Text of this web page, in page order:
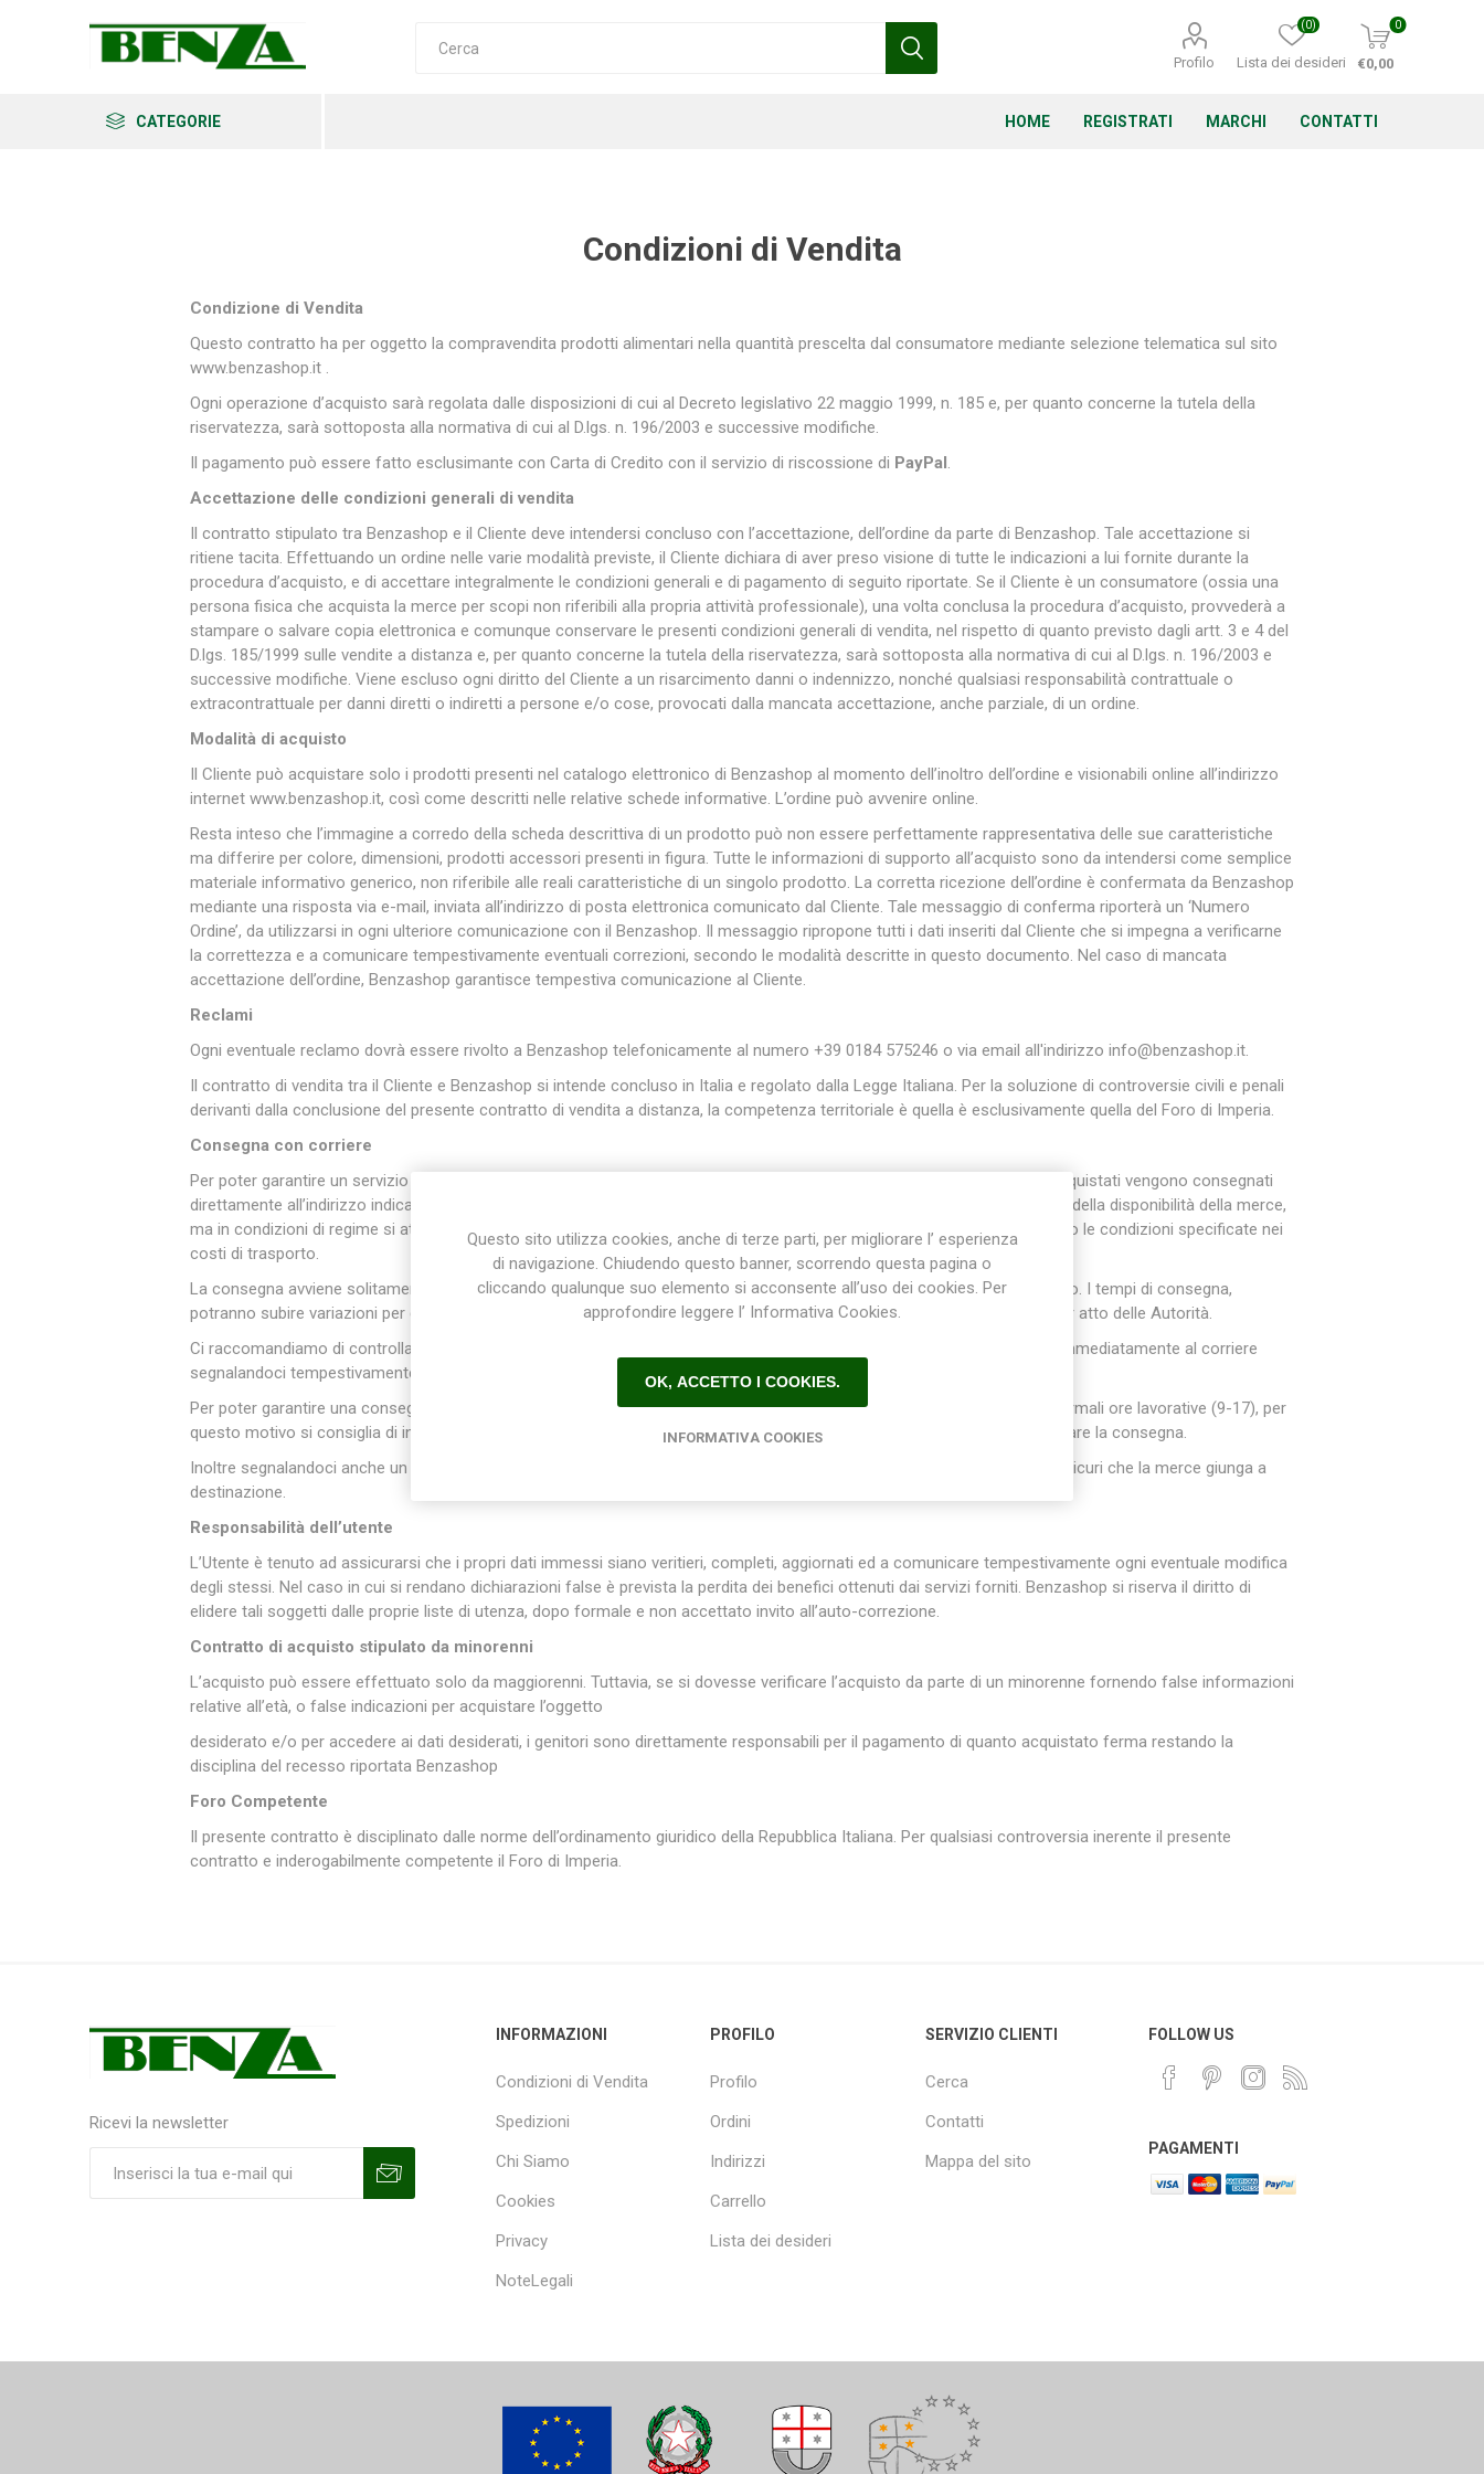
Profilo Lista dei desideri
(0) 0
€0,00
CATEGORIE HOME REGISTRATI MARCHI
Felco Fiskars Gardena Griffon
Gamma
Mareva Nardi Plasson Rain Bird
RIV -
Rubinetteria
Italiana
Velatta S.p.A
Sab Silky Stocker
uPower Vermobil
Volpi
Originale
CONTATTI
Condizioni di Vendita
Condizione di Vendita
Questo contratto ha per oggetto la compravendita prodotti alimentari nella quantità prescelta dal consumatore mediante selezione telematica sul sito
www.benzashop.it .
Ogni operazione d’acquisto sarà regolata dalle disposizioni di cui al Decreto legislativo 22 maggio 1999, n. 185 e, per quanto concerne la tutela della
riservatezza, sarà sottoposta alla normativa di cui al D.lgs. n. 196/2003 e successive modifiche.
Il pagamento può essere fatto esclusimante con Carta di Credito con il servizio di riscossione di PayPal.
Accettazione delle condizioni generali di vendita
Il contratto stipulato tra Benzashop e il Cliente deve intendersi concluso con l’accettazione, dell’ordine da parte di Benzashop. Tale accettazione si
ritiene tacita. Effettuando un ordine nelle varie modalità previste, il Cliente dichiara di aver preso visione di tutte le indicazioni a lui fornite durante la
procedura d’acquisto, e di accettare integralmente le condizioni generali e di pagamento di seguito riportate. Se il Cliente è un consumatore (ossia una
persona fisica che acquista la merce per scopi non riferibili alla propria attività professionale), una volta conclusa la procedura d’acquisto, provvederà a
stampare o salvare copia elettronica e comunque conservare le presenti condizioni generali di vendita, nel rispetto di quanto previsto dagli artt. 3 e 4 del
D.lgs. 185/1999 sulle vendite a distanza e, per quanto concerne la tutela della riservatezza, sarà sottoposta alla normativa di cui al D.lgs. n. 196/2003 e
successive modifiche. Viene escluso ogni diritto del Cliente a un risarcimento danni o indennizzo, nonché qualsiasi responsabilità contrattuale o
extracontrattuale per danni diretti o indiretti a persone e/o cose, provocati dalla mancata accettazione, anche parziale, di un ordine.
Modalità di acquisto
Il Cliente può acquistare solo i prodotti presenti nel catalogo elettronico di Benzashop al momento dell’inoltro dell’ordine e visionabili online all’indirizzo
internet www.benzashop.it, così come descritti nelle relative schede informative. L’ordine può avvenire online.
Resta inteso che l’immagine a corredo della scheda descrittiva di un prodotto può non essere perfettamente rappresentativa delle sue caratteristiche
ma differire per colore, dimensioni, prodotti accessori presenti in figura. Tutte le informazioni di supporto all’acquisto sono da intendersi come semplice
materiale informativo generico, non riferibile alle reali caratteristiche di un singolo prodotto. La corretta ricezione dell’ordine è confermata da Benzashop
mediante una risposta via e-mail, inviata all’indirizzo di posta elettronica comunicato dal Cliente. Tale messaggio di conferma riporterà un ‘Numero
Ordine’, da utilizzarsi in ogni ulteriore comunicazione con il Benzashop. Il messaggio ripropone tutti i dati inseriti dal Cliente che si impegna a verificarne
la correttezza e a comunicare tempestivamente eventuali correzioni, secondo le modalità descritte in questo documento. Nel caso di mancata
accettazione dell’ordine, Benzashop garantisce tempestiva comunicazione al Cliente.
Reclami
Ogni eventuale reclamo dovrà essere rivolto a Benzashop telefonicamente al numero +39 0184 575246 o via email all'indirizzo info@benzashop.it.
Il contratto di vendita tra il Cliente e Benzashop si intende concluso in Italia e regolato dalla Legge Italiana. Per la soluzione di controversie civili e penali
derivanti dalla conclusione del presente contratto di vendita a distanza, la competenza territoriale è quella è esclusivamente quella del Foro di Imperia.
Consegna con corriere
Per poter garantire un servizio eccellente le nostre spedizioni sono affidate ai migliori corrieri a disposizione. I prodotti acquistati vengono consegnati
direttamente all’indirizzo indicato durante la procedura di acquisto online. I tempi di consegna possono variare a seconda della disponibilità della merce,
ma in condizioni di regime si attestano intorno ai 3/7 giorni lavorativi. I costi di spedizione sono indicati nell’ordine secondo le condizioni specificate nei
costi di trasporto.
La consegna avviene solitamente entro le 72 ore non festive dalla data di consegna della merce al trasportatore incaricato. I tempi di consegna,
potranno subire variazioni per cause di forza maggiore o a causa delle condizioni di traffico e della viabilità in genere o per atto delle Autorità.
Ci raccomandiamo di controllare sempre il numero e il buono stato dei colli, in caso contrario la contestazione va fatta immediatamente al corriere
segnalandoci tempestivamente l’accaduto e firmando con riserva.
Per poter garantire una consegna puntuale vi preghiamo di inserire un indirizzo sicuro. I corrieri consegnano durante le normali ore lavorative (9-17), per
questo motivo si consiglia di indicare un indirizzo dove sicuramente i nostri collaboratori troveranno qualcuno per effettuare la consegna.
Inoltre segnalandoci anche un recapito telefonico potremmo agevolare al massimo il lavoro dei nostri corrieri ed essere sicuri che la merce giunga a
destinazione.
Responsabilità dell’utente
L’Utente è tenuto ad assicurarsi che i propri dati immessi siano veritieri, completi, aggiornati ed a comunicare tempestivamente ogni eventuale modifica
degli stessi. Nel caso in cui si rendano dichiarazioni false è prevista la perdita dei benefici ottenuti dai servizi forniti. Benzashop si riserva il diritto di
elidere tali soggetti dalle proprie liste di utenza, dopo formale e non accettato invito all’auto-correzione.
Contratto di acquisto stipulato da minorenni
L’acquisto può essere effettuato solo da maggiorenni. Tuttavia, se si dovesse verificare l’acquisto da parte di un minorenne fornendo false informazioni
relative all’età, o false indicazioni per acquistare l’oggetto
desiderato e/o per accedere ai dati desiderati, i genitori sono direttamente responsabili per il pagamento di quanto acquistato ferma restando la
disciplina del recesso riportata Benzashop
Foro Competente
Il presente contratto è disciplinato dalle norme dell’ordinamento giuridico della Repubblica Italiana. Per qualsiasi controversia inerente il presente
contratto e inderogabilmente competente il Foro di Imperia.
Ricevi la newsletter
INFORMAZIONI
Condizioni di Vendita
Spedizioni
Chi Siamo
Cookies
Privacy
NoteLegali
PROFILO
Profilo
Ordini
Indirizzi
Carrello
Lista dei desideri
SERVIZIO CLIENTI
Cerca
Contatti
Mappa del sito
FOLLOW US
PAGAMENTI
Questo sito utilizza cookies, anche di terze parti, per migliorare l’ esperienza
di navigazione. Chiudendo questo banner, scorrendo questa pagina o
cliccando qualunque suo elemento si acconsente all’uso dei cookies. Per
approfondire leggere l’ Informativa Cookies.
OK, ACCETTO I COOKIES.
INFORMATIVA COOKIES